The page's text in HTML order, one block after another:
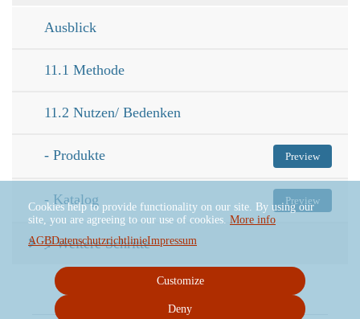
Ausblick
11.1 Methode
11.2 Nutzen/ Bedenken
- Produkte Preview
- Katalog Preview
🎈Weitere Schritte
Cookies help to provide functionality on our site. By using our
site, you are agreeing to our use of cookies. More info
AGBDatenschutzrichtlinieImpressum
Customize
Deny